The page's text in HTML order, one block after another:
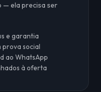
— ela precisa ser
e garantia
prova social
ao WhatsApp
à oferta